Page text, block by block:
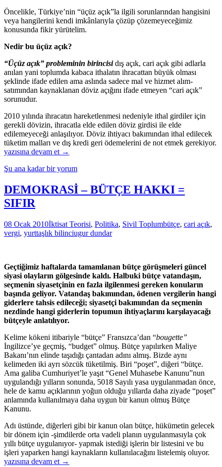
Öncelikle, Türkiye’nin “üçüz açık”la ilgili sorunlarından hangisini
veya hangilerini kendi imkânlarıyla çözüp çözemeyeceğimiz
konusunda fikir yürütelim.
Nedir bu üçüz açık?
“Üçüz açık” probleminin birincisidış açık, cari açık gibi adlarla
anılan yani toplumda kabaca ithalatın ihracattan büyük olması
şeklinde ifade edilen ama aslında sadece mal ve hizmet alım-
satımından kaynaklanan döviz açığını ifade etmeyen “cari açık”
sorunudur.
2010 yılında ihracatın hareketlenmesi nedeniyle ithal girdiler için
gerekli dövizin, ihracatla elde edilen döviz girdisi ile elde
edilemeyeceği anlaşılıyor. Döviz ihtiyacı bakımından ithal edilecek
tüketim malları ve dış kredi geri ödemelerini de not etmek gerekiyor.
2010,
“Ezber
Bir
Yıl
Olabilir…
yazısına devam et →
Şu ana kadar bir yorum
DEMOKRASİ – BÜTÇE HAKKI =
SIFIR
08 Ocak 2010İktisat Teorisi, Politika, Sivil Toplumbütçe, cari açık,
vergi, yurttaşlık bilinciugur dundar
Geçtiğimiz haftalarda tamamlanan bütçe görüşmeleri güncel
siyasi olayların gölgesinde kaldı. Halbuki bütçe vatandaşın,
seçmenin siyasetçinin en fazla ilgilenmesi gereken konuların
başında geliyor. Vatandaş bakımından, ödenen vergilerin hangi
giderlere tahsis edileceği; siyasetçi bakımından da seçmenin
nezdinde hangi giderlerin topumun ihtiyaçlarını karşılayacağı
bütçeyle anlatılıyor.
Kelime kökeni itibariyle “bütçe” Fransızca’dan “bougette”
İngilizce’ye geçmiş, “budget” olmuş. Bütçe yapılırken Maliye
Bakanı’nın elinde taşıdığı çantadan adını almış. Bizde aynı
kelimeden iki ayrı sözcük tüketilmiş. Biri “poşet”, diğeri “bütçe.
Ama galiba Cumhuriyet’le yaşıt “Genel Muhasebe Kanunu”nun
uygulandığı yılların sonunda, 5018 Sayılı yasa uygulanmadan önce,
hele de kamu açıklarının yoğun olduğu yıllarda daha ziyade “poşet”
anlamında kullanılmaya daha uygun bir kanun olmuş Bütçe
Kanunu.
Adı üstünde, diğerleri gibi bir kanun olan bütçe, hükümetin gelecek
bir dönem için -şimdilerde orta vadeli planın uygulanmasıyla çok
yıllı bütçe uygulanıyor- yapmak istediği işlerin bir listesini ve bu
işleri yaparken hangi kaynakların kullanılacağını listelemiş oluyor.
yazısına devam et →